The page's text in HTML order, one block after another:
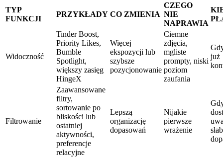
TYP
FUNKCJI
PRZYKŁADY CO ZMIENIA
CZEGO
NIE
NAPRAWIA
Widoczność
Tinder Boost,
Priority Likes,
Bumble
Spotlight,
większy zasięg
HingeX
Więcej
ekspozycji lub
szybsze
pozycjonowanie
Ciemne
zdjęcia,
mgliste
prompty, niski
poziom
zaufania
już
Filtrowanie
Zaawansowane
filtry,
sortowanie po
bliskości lub
ostatniej
aktywności,
preferencje
relacyjne
Lepszą
organizację
dopasowań
Nijakie
pierwsze
wrażenie